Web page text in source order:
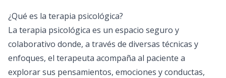
¿Qué es la terapia psicológica?
La terapia psicológica es un espacio seguro y
colaborativo donde, a través de diversas técnicas y
enfoques, el terapeuta acompaña al paciente a
explorar sus pensamientos, emociones y conductas,